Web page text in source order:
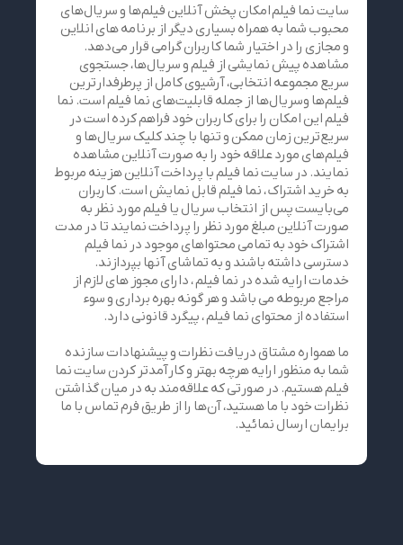
سایت نما فیلم امکان پخش آنلاین فیلم‌ها و سریال‌های
محبوب شما به همراه بسیاری دیگر از برنامه های انلاین
و مجازی را در اختیار شما کاربران گرامی قرار می‌دهد.
مشاهده پیش نمایشی از فیلم و سریال‌ها، جستجوی
سریع مجموعه انتخابی، آرشیوی کامل از پرطرفدارترین
فیلم‌ها وسریال‌ها از جمله قابلیت‌های نما فیلم است. نما
فیلم این امکان را برای کاربران خود فراهم کرده است در
سریع‌ترین زمان ممکن و تنها با چند کلیک سریال‌ها و
فیلم‌های مورد علاقه خود را به صورت آنلاین مشاهده
نمایند. در سایت نما فیلم با پرداخت آنلاین هزینه مربوط
به خرید اشتراک ، نما فیلم قابل نمایش است. کاربران
می‌بایست پس از انتخاب سریال یا فیلم مورد نظر به
صورت آنلاین مبلغ مورد نظر را پرداخت نمایند تا در مدت
اشتراک خود به تمامی محتواهای موجود در نما فیلم
دسترسی داشته باشند و به تماشای آنها بپردازند.
خدمات ارایه شده در نما فیلم ، دارای مجوز های لازم از
مراجع مربوطه می باشد و هر گونه بهره برداری و سوء
استفاده از محتوای نما فیلم ، پیگرد قانونی دارد.
ما همواره مشتاق دریافت نظرات و پیشنهادات سازنده
شما به منظور ارایه هرچه بهتر و کارآمدتر کردن سایت نما
فیلم هستیم. در صورتی که علاقه‌مند به در میان گذاشتن
نظرات خود با ما هستید، آن‌ها را از طریق فرم تماس با ما
برایمان ارسال نمائید.